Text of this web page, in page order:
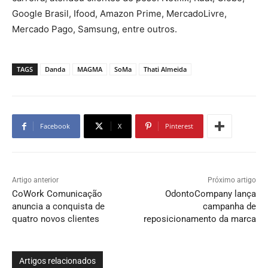
Google Brasil, Ifood, Amazon Prime, MercadoLivre,
Mercado Pago, Samsung, entre outros.
TAGS Danda MAGMA SoMa Thati Almeida
Facebook X Pinterest
Artigo anterior
CoWork Comunicação
anuncia a conquista de
quatro novos clientes
Próximo artigo
OdontoCompany lança
campanha de
reposicionamento da marca
Artigos relacionados